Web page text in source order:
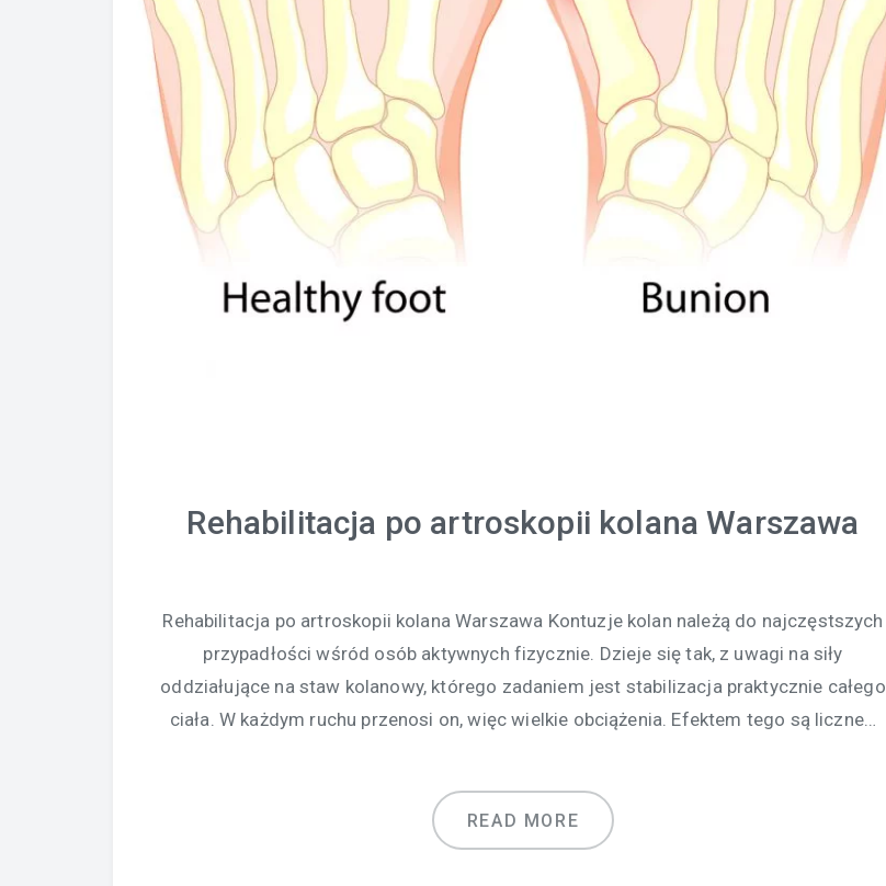
Rehabilitacja po artroskopii kolana Warszawa
Rehabilitacja po artroskopii kolana Warszawa Kontuzje kolan należą do najczęstszych
przypadłości wśród osób aktywnych fizycznie. Dzieje się tak, z uwagi na siły
oddziałujące na staw kolanowy, którego zadaniem jest stabilizacja praktycznie całego
ciała. W każdym ruchu przenosi on, więc wielkie obciążenia. Efektem tego są liczne…
READ MORE